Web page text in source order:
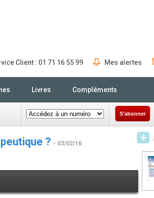
Client : 01 71 16 55 99 Mes alertes
Livres Compléments
S'abonner
? - 03/02/16